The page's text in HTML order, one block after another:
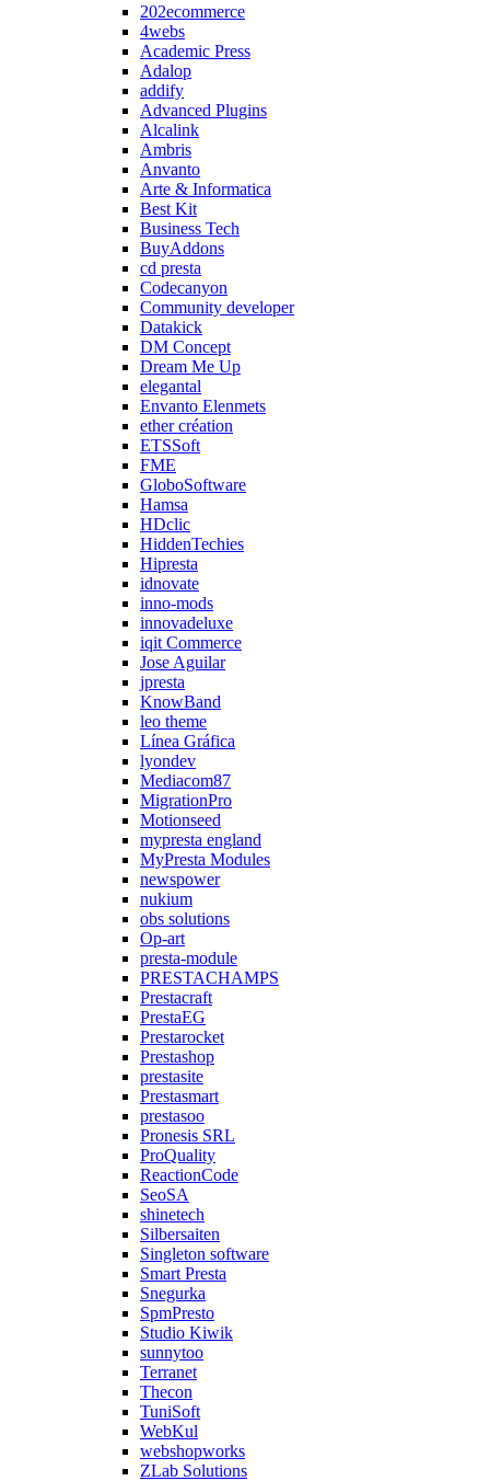
202ecommerce
4webs
Academic Press
Adalop
addify
Advanced Plugins
Alcalink
Ambris
Anvanto
Arte & Informatica
Best Kit
Business Tech
BuyAddons
cd presta
Codecanyon
Community developer
Datakick
DM Concept
Dream Me Up
elegantal
Envanto Elenmets
ether création
ETSSoft
FME
GloboSoftware
Hamsa
HDclic
HiddenTechies
Hipresta
idnovate
inno-mods
innovadeluxe
iqit Commerce
Jose Aguilar
jpresta
KnowBand
leo theme
Línea Gráfica
lyondev
Mediacom87
MigrationPro
Motionseed
mypresta england
MyPresta Modules
newspower
nukium
obs solutions
Op-art
presta-module
PRESTACHAMPS
Prestacraft
PrestaEG
Prestarocket
Prestashop
prestasite
Prestasmart
prestasoo
Pronesis SRL
ProQuality
ReactionCode
SeoSA
shinetech
Silbersaiten
Singleton software
Smart Presta
Snegurka
SpmPresto
Studio Kiwik
sunnytoo
Terranet
Thecon
TuniSoft
WebKul
webshopworks
ZLab Solutions